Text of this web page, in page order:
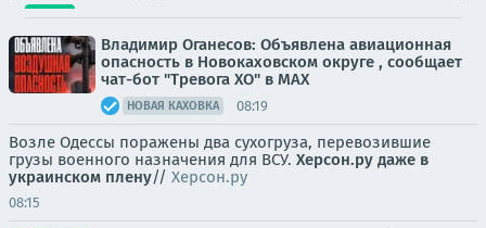
Владимир Оганесов: Объявлена авиационная
опасность в Новокаховском округе , сообщает
чат-бот "Тревога ХО" в MAX
НОВАЯ КАХОВКА 08:19
Возле Одессы поражены два сухогруза, перевозившие
грузы военного назначения для ВСУ. Херсон.ру даже в
украинском плену// Херсон.ру
08:15